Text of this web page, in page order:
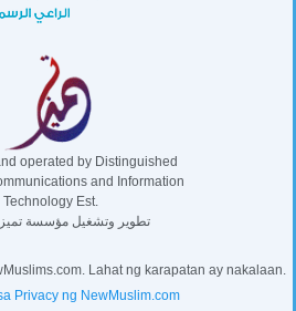
operated by Distinguished
and Information
Technology Est.
تطوير وتشغيل مؤسسة
Lahat ng karapatan ay nakalaan.
Privacy ng NewMuslim.com